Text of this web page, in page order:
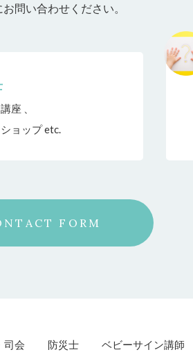
問い合わせください。
座 、
ョップ etc.
FORM
司会 防災士 ベビーサイン講師